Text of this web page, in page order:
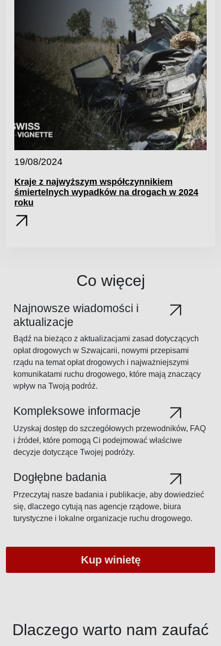
19/08/2024
Kraje z najwyższym współczynnikiem
śmiertelnych wypadków na drogach w 2024
roku
Co więcej
Najnowsze wiadomości i
aktualizacje
Bądź na bieżąco z aktualizacjami zasad dotyczących
opłat drogowych w Szwajcarii, nowymi przepisami
rządu na temat opłat drogowych i najważniejszymi
komunikatami ruchu drogowego, które mają znaczący
wpływ na Twoją podróż.
Kompleksowe informacje
Uzyskaj dostęp do szczegółowych przewodników, FAQ
i źródeł, które pomogą Ci podejmować właściwe
decyzje dotyczące Twojej podróży.
Dogłębne badania
Przeczytaj nasze badania i publikacje, aby dowiedzieć
się, dlaczego cytują nas agencje rządowe, biura
turystyczne i lokalne organizacje ruchu drogowego.
Kup winietę
Dlaczego warto nam zaufać